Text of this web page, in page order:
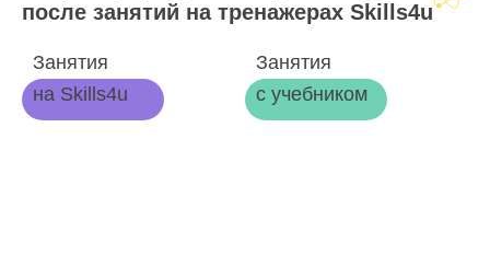
после занятий на тренажерах Skills4u
Занятия
на Skills4u
Занятия
с учебником